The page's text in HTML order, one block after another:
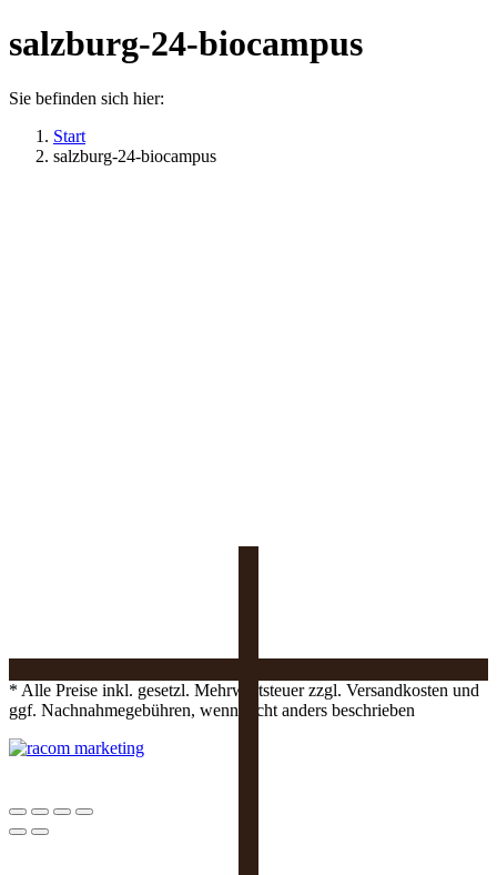
salzburg-24-biocampus
Sie befinden sich hier:
Start
salzburg-24-biocampus
* Alle Preise inkl. gesetzl. Mehrwertsteuer zzgl. Versandkosten und
ggf. Nachnahmegebühren, wenn nicht anders beschrieben